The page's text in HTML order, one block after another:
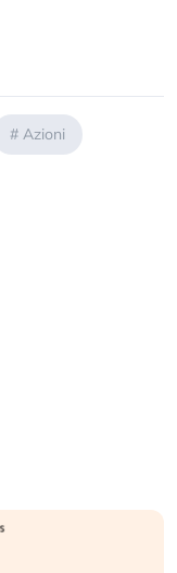
# Azioni